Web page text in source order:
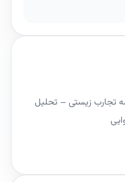
تجارب زیستی – تحلیل